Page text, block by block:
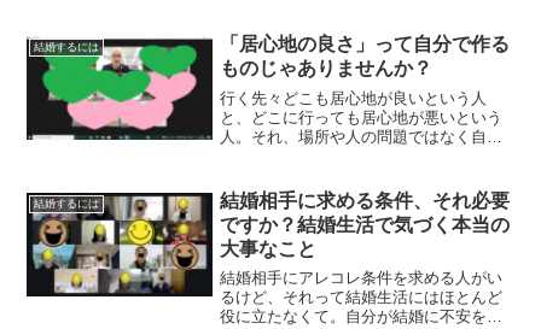
結婚するには
「居心地の良さ」って自分で作る
ものじゃありませんか？
行く先々どこも居心地が良いという人
と、どこに行っても居心地が悪いという
人。それ、場所や人の問題ではなく自分
結婚するには
結婚相手に求める条件、それ必要
ですか？結婚生活で気づく本当の
大事なこと
結婚相手にアレコレ条件を求める人がい
るけど、それって結婚生活にはほとんど
役に立たなくて。自分が結婚に不安を抱